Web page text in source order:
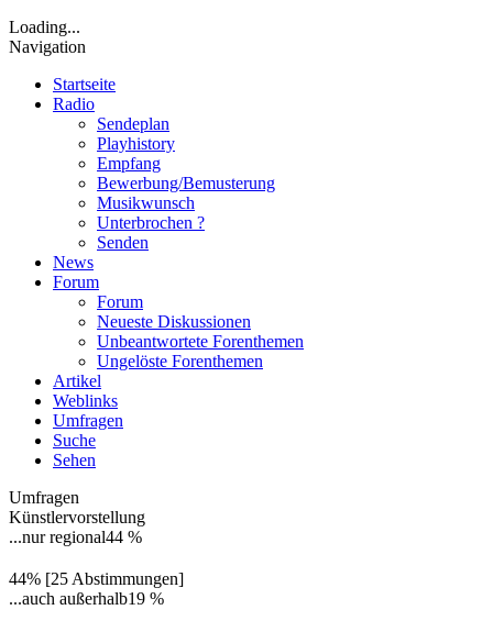
Loading...
Navigation
Startseite
Radio
Sendeplan
Playhistory
Empfang
Bewerbung/Bemusterung
Musikwunsch
Unterbrochen ?
Senden
News
Forum
Forum
Neueste Diskussionen
Unbeantwortete Forenthemen
Ungelöste Forenthemen
Artikel
Weblinks
Umfragen
Suche
Sehen
Umfragen
Künstlervorstellung
...nur regional44 %
44% [25 Abstimmungen]
...auch außerhalb19 %